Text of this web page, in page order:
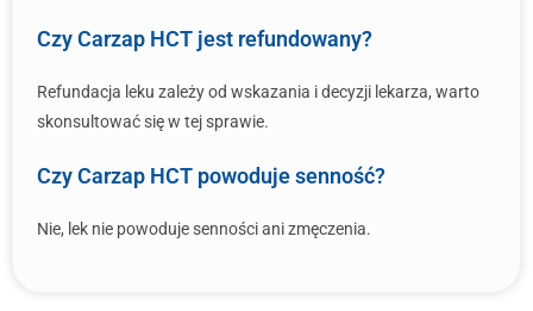
Czy Carzap HCT jest refundowany?
Refundacja leku zależy od wskazania i decyzji lekarza, warto
skonsultować się w tej sprawie.
Czy Carzap HCT powoduje senność?
Nie, lek nie powoduje senności ani zmęczenia.